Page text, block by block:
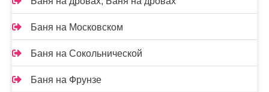
Баня на Московском
Баня на Сокольнической
Баня на Фрунзе